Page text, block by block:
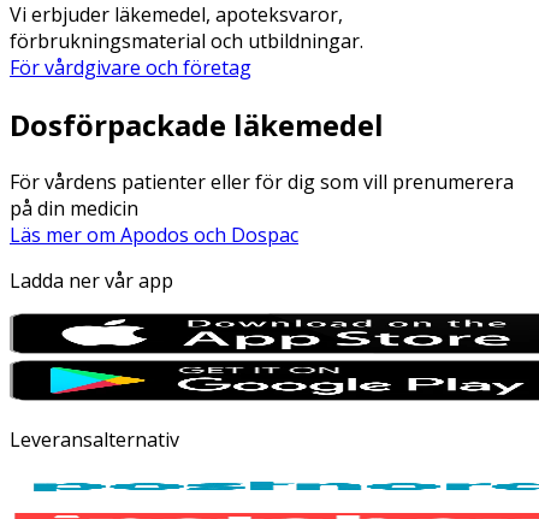
Vi erbjuder läkemedel, apoteksvaror,
förbrukningsmaterial och utbildningar.
För vårdgivare och företag
Dosförpackade läkemedel
För vårdens patienter eller för dig som vill prenumerera
på din medicin
Läs mer om Apodos och Dospac
Ladda ner vår app
Leveransalternativ